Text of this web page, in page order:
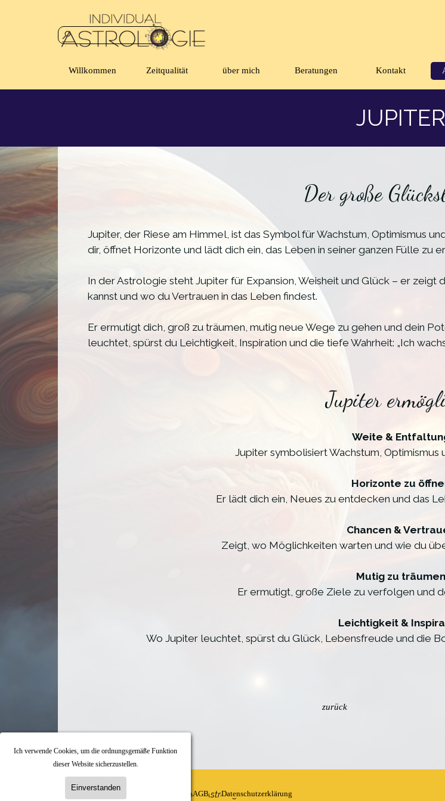
Ich verwende Cookies, um die ordnungsgemäße Funktion
dieser Website sicherzustellen.
Einverstanden
Menü
Willkommen Zeitqualität ▼
über mich Beratungen ▼
Kontakt
JUPITER
Der große
Jupiter, der Riese am Himmel, ist das Symbol für Wachstum, Optimismus
dir, öffnet Horizonte und lädt dich ein, das Leben in seiner ganzen Fülle zu
In der Astrologie steht Jupiter für Expansion, Weisheit und Glück – er zeigt
kannst und wo du Vertrauen in das Leben findest.
Er ermutigt dich, groß zu träumen, mutig neue Wege zu gehen und dein
leuchtet, spürst du Leichtigkeit, Inspiration und die tiefe Wahrheit: „Ich
Jupiter
Weite &
Jupiter symbolisiert Wachstum, Optimismus
Horizonte zu
Er lädt dich ein, Neues zu entdecken und das
Chancen &
Zeigt, wo Möglichkeiten warten und wie du
Mutig zu träumen
Er ermutigt, große Ziele zu verfolgen und
Leichtigkeit &
Wo Jupiter leuchtet, spürst du Glück, Lebensfreude und die
zurück
Menü überspringen
Karin Kruse-Harder Beratende Astrologin
AGB Datenschutzerklärung